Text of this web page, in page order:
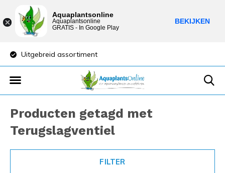
Uitgebreid assortiment
Producten getagd met
Terugslagventiel
FILTER
Aquaplantsonline
Aquaplantsonline
GRATIS - In Google Play
BEKIJKEN